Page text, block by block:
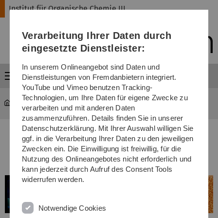
Direkt
Direkt
Direkt
(Sprache,
Drucken,
Media)
Direkt
Direkt
Institut für Organische Chemie III
Menü
Institut für Organische Chemie III
Welcome to the Institute of Organic
Chemistry III!
Verarbeitung Ihrer Daten durch
eingesetzte Dienstleister:
In unserem Onlineangebot sind Daten und
Dienstleistungen von Fremdanbietern integriert.
YouTube und Vimeo benutzen Tracking-
Technologien, um Ihre Daten für eigene Zwecke zu
verarbeiten und mit anderen Daten
zusammenzuführen. Details finden Sie in unserer
Datenschutzerklärung. Mit Ihrer Auswahl willigen Sie
ggf. in die Verarbeitung Ihrer Daten zu den jeweiligen
Zwecken ein. Die Einwilligung ist freiwillig, für die
Nutzung des Onlineangebotes nicht erforderlich und
kann jederzeit durch Aufruf des Consent Tools
widerrufen werden.
Notwendige Cookies